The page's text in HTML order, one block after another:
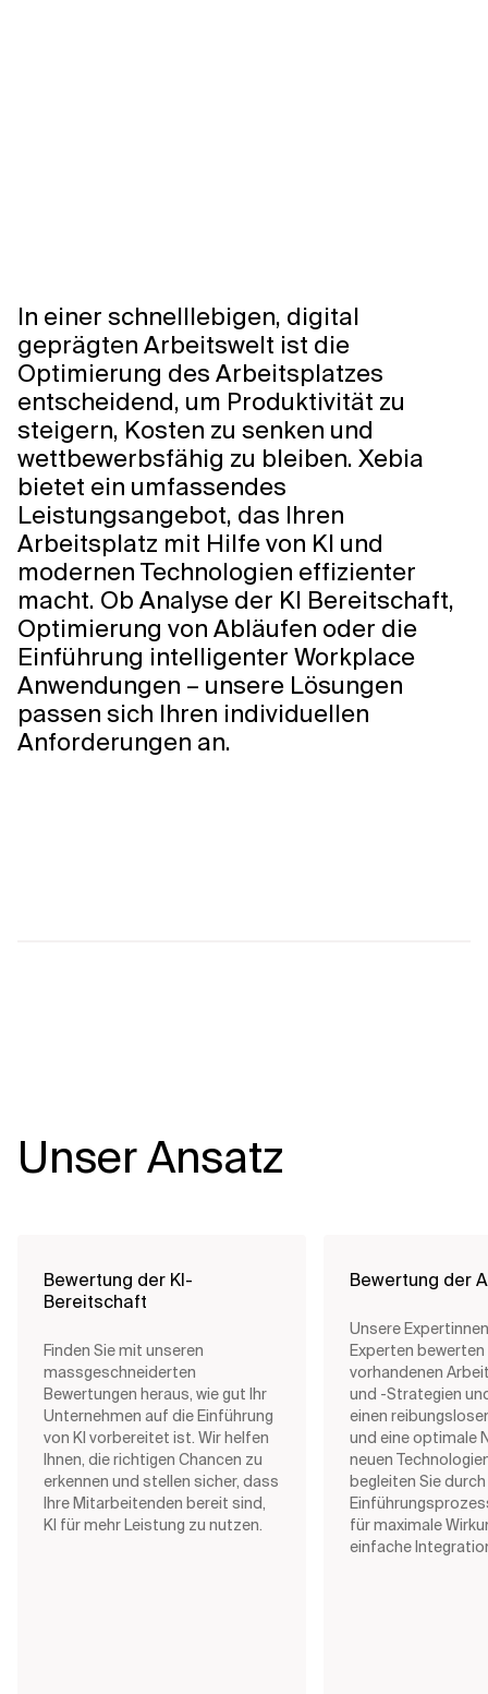
In einer schnelllebigen, digital
geprägten Arbeitswelt ist die
Optimierung des Arbeitsplatzes
entscheidend, um Produktivität zu
steigern, Kosten zu senken und
wettbewerbsfähig zu bleiben. Xebia
bietet ein umfassendes
Leistungsangebot, das Ihren
Arbeitsplatz mit Hilfe von KI und
modernen Technologien effizienter
macht. Ob Analyse der KI Bereitschaft,
Optimierung von Abläufen oder die
Einführung intelligenter Workplace
Anwendungen – unsere Lösungen
passen sich Ihren individuellen
Anforderungen an.
Unser Ansatz
Bewertung der KI-
Bereitschaft
Finden Sie mit unseren
massgeschneiderten
Bewertungen heraus, wie gut Ihr
Unternehmen auf die Einführung
von KI vorbereitet ist. Wir helfen
Ihnen, die richtigen Chancen zu
erkennen und stellen sicher, dass
Ihre Mitarbeitenden bereit sind,
KI für mehr Leistung zu nutzen.
Bewertung der
Unsere
Experten bewerten
vorhandenen
und -Strategien
einen
und eine optimale
neuen
begleiten Sie
für maximale
einfache